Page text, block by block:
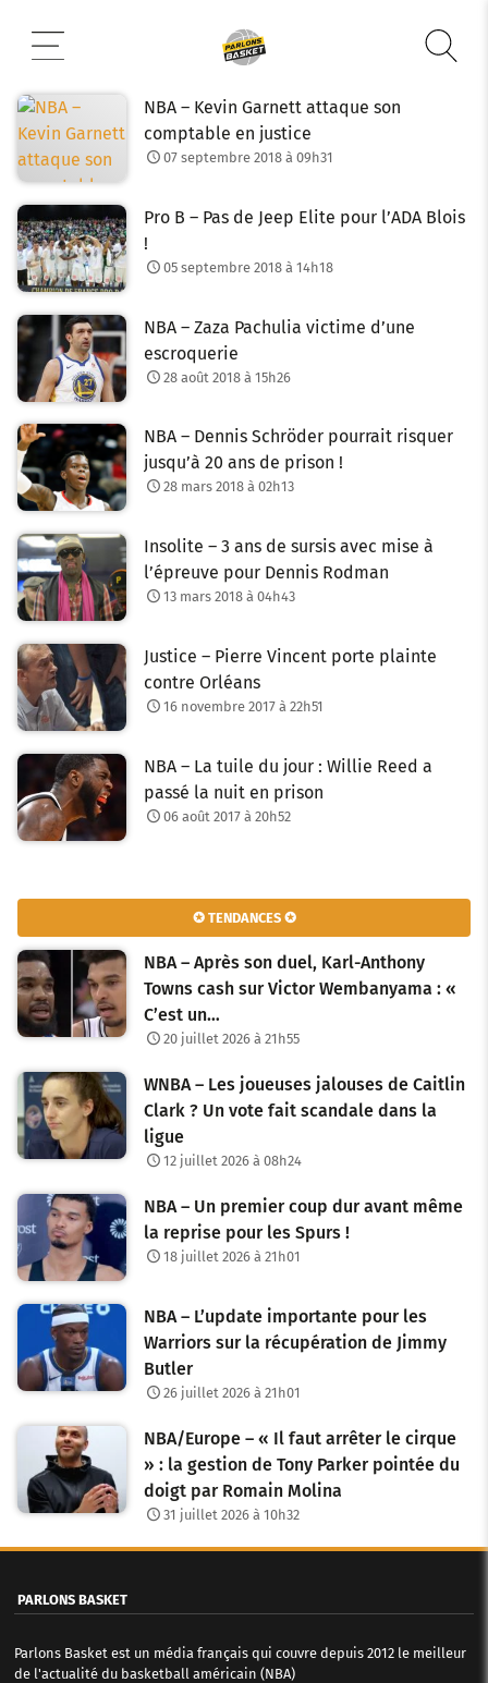
contenu
NBA – Kevin Garnett attaque son
comptable en justice
07 septembre 2018 à 09h31
Pro B – Pas de Jeep Elite pour l’ADA Blois
!
05 septembre 2018 à 14h18
NBA – Zaza Pachulia victime d’une
escroquerie
28 août 2018 à 15h26
NBA – Dennis Schröder pourrait risquer
jusqu’à 20 ans de prison !
28 mars 2018 à 02h13
Insolite – 3 ans de sursis avec mise à
l’épreuve pour Dennis Rodman
13 mars 2018 à 04h43
Justice – Pierre Vincent porte plainte
contre Orléans
16 novembre 2017 à 22h51
NBA – La tuile du jour : Willie Reed a
passé la nuit en prison
06 août 2017 à 20h52
✪ TENDANCES ✪
NBA – Après son duel, Karl-Anthony
Towns cash sur Victor Wembanyama : «
C’est un…
20 juillet 2026 à 21h55
WNBA – Les joueuses jalouses de Caitlin
Clark ? Un vote fait scandale dans la
ligue
12 juillet 2026 à 08h24
NBA – Un premier coup dur avant même
la reprise pour les Spurs !
18 juillet 2026 à 21h01
NBA – L’update importante pour les
Warriors sur la récupération de Jimmy
Butler
26 juillet 2026 à 21h01
NBA/Europe – « Il faut arrêter le cirque
» : la gestion de Tony Parker pointée du
doigt par Romain Molina
31 juillet 2026 à 10h32
PARLONS BASKET
Parlons Basket est un média français qui couvre depuis 2012 le meilleur
de l'actualité du basketball américain (NBA)